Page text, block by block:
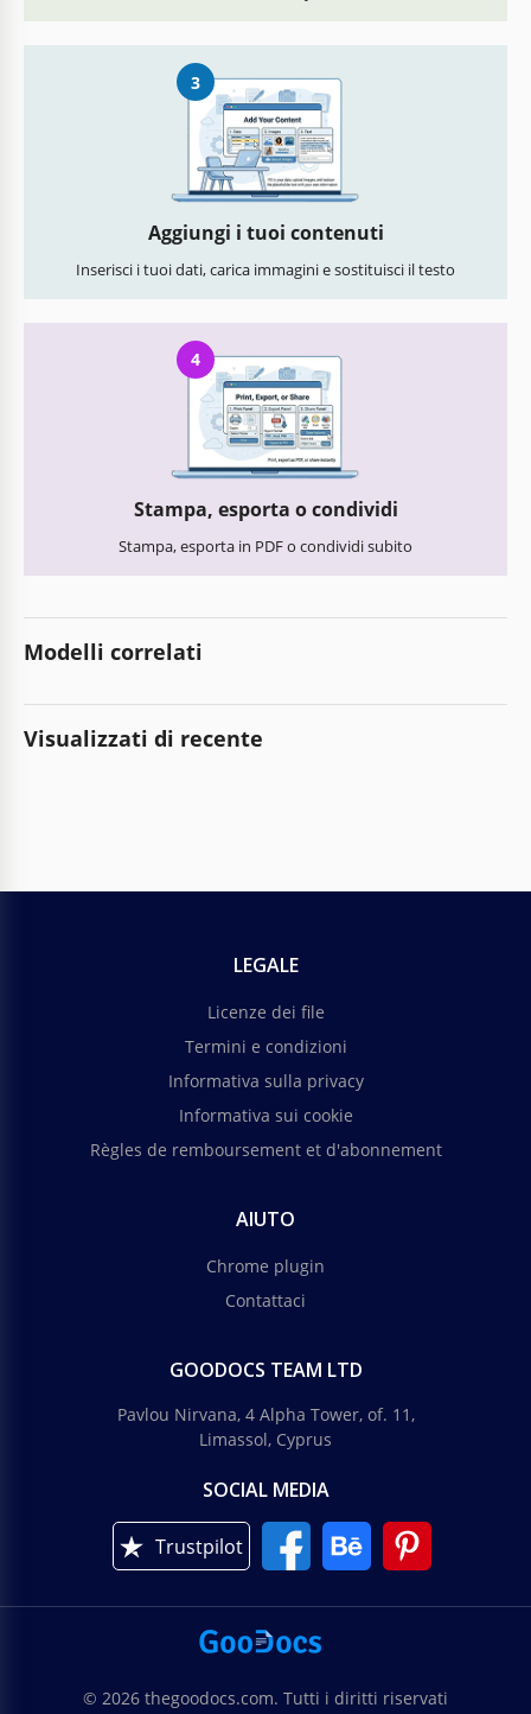
3
Aggiungi i tuoi contenuti
Inserisci i tuoi dati, carica immagini e sostituisci il testo
4
Stampa, esporta o condividi
Stampa, esporta in PDF o condividi subito
Modelli correlati
Visualizzati di recente
LEGALE
Licenze dei file
Termini e condizioni
Informativa sulla privacy
Informativa sui cookie
Règles de remboursement et d'abonnement
AIUTO
Chrome plugin
Contattaci
GOODOCS TEAM LTD
Pavlou Nirvana, 4 Alpha Tower, of. 11,
Limassol, Cyprus
SOCIAL MEDIA
Trustpilot
© 2026 thegoodocs.com. Tutti i diritti riservati